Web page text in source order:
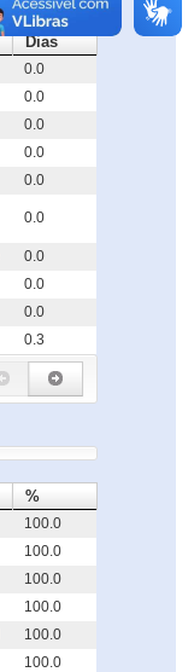
Dias
0.0
0.0
0.0
0.0
0.0
0.0
0.0
0.0
0.0
0.3
%
100.0
100.0
100.0
100.0
100.0
100.0